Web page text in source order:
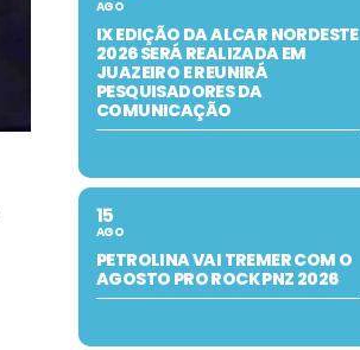
AGO
IX EDIÇÃO DA ALCAR NORDESTE
2026 SERÁ REALIZADA EM
JUAZEIRO E REUNIRÁ
PESQUISADORES DA
COMUNICAÇÃO
15
AGO
PETROLINA VAI TREMER COM O
AGOSTO PRO ROCK PNZ 2026